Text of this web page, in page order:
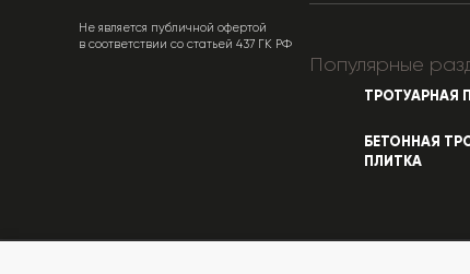
Не является публичной офертой
в соответствии со статьей 437 ГК РФ
Популярные
ТРОТУАРНАЯ
БЕТОННАЯ
ПЛИТКА